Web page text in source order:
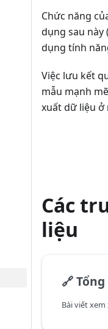
Chức năng
dụng sau này (
dụng tính
Việc lưu kết
mẫu mạnh
xuất dữ liệu ở
Các
liệu
🔗Tổng